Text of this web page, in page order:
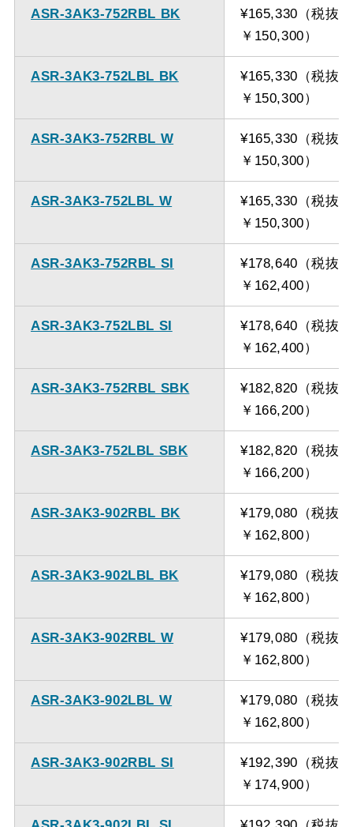
ASR-3AK3-752RBL BK
¥165,330（税抜
￥150,300）
ASR-3AK3-752LBL BK
¥165,330（税抜
￥150,300）
ASR-3AK3-752RBL W
¥165,330（税抜
￥150,300）
ASR-3AK3-752LBL W
¥165,330（税抜
￥150,300）
ASR-3AK3-752RBL SI
¥178,640（税抜
￥162,400）
ASR-3AK3-752LBL SI
¥178,640（税抜
￥162,400）
ASR-3AK3-752RBL SBK
¥182,820（税抜
￥166,200）
ASR-3AK3-752LBL SBK
¥182,820（税抜
￥166,200）
ASR-3AK3-902RBL BK
¥179,080（税抜
￥162,800）
ASR-3AK3-902LBL BK
¥179,080（税抜
￥162,800）
ASR-3AK3-902RBL W
¥179,080（税抜
￥162,800）
ASR-3AK3-902LBL W
¥179,080（税抜
￥162,800）
ASR-3AK3-902RBL SI
¥192,390（税抜
￥174,900）